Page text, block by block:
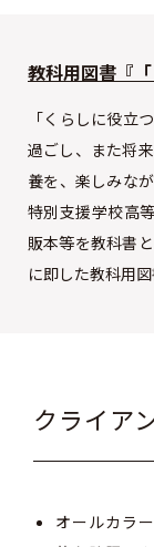
教科用図書『
「くらしに役立
過ごし、また将
養を、楽しみな
特別支援学校高
販本等を教科書
に即した教科用
クライア
オールカラ